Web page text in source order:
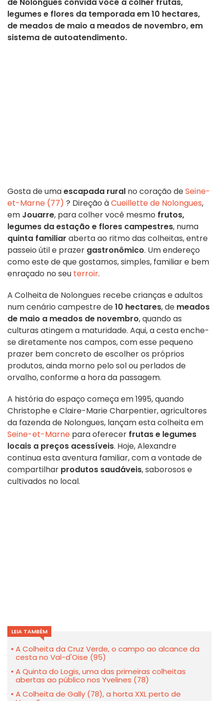
de Nolongues convida você a colher frutas,
legumes e flores da temporada em 10 hectares,
de meados de maio a meados de novembro, em
sistema de autoatendimento.
Gosta de umaescapada rural no coração deSeine-
et-Marne (77) ? Direção àCueillette de Nolongues,
em Jouarre, para colher você mesmo frutos,
legumes da estação e flores campestres, numa
quinta familiar aberta ao ritmo das colheitas, entre
passeio útil e prazer gastronômico. Um endereço
como este de que gostamos, simples, familiar e bem
enraçado no seu terroir.
A Colheita de Nolongues recebe crianças e adultos
num cenário campestre de10 hectares, de meados
de maio a meados de novembro, quando as
culturas atingem a maturidade. Aqui, a cesta enche-
se diretamente nos campos, com esse pequeno
prazer bem concreto de escolher os próprios
produtos, ainda morno pelo sol ou perlados de
orvalho, conforme a hora da passagem.
A história do espaço começa em 1995, quando
Christophe e Claire-Marie Charpentier, agricultores
da fazenda de Nolongues, lançam esta colheita em
Seine-et-Marne para oferecer frutas e legumes
locais a preços acessíveis. Hoje, Alexandre
continua esta aventura familiar, com a vontade de
compartilhar produtos saudáveis, saborosos e
cultivados no local.
LEIA TAMBÉM
A Colheita da Cruz Verde, o campo ao alcance da
cesta no Val-d'Oise (95)
A Quinta do Logis, uma das primeiras colheitas
abertas ao público nos Yvelines (78)
A Colheita de Gally (78), a horta XXL perto de